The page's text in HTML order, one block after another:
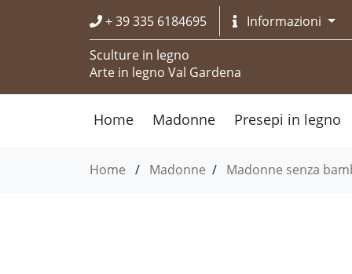
+ 39 335 6184695
Informazioni
Sculture in legno
Arte in legno Val Gardena
Home Madonne Presepi in legno
Home / Madonne / Madonne senza